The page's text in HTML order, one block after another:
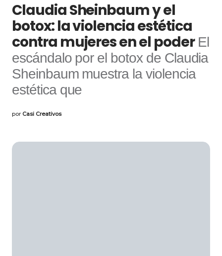
Claudia Sheinbaum y el
botox: la violencia estética
contra mujeres en el poder El
escándalo por el botox de Claudia
Sheinbaum muestra la violencia
estética que
por Casi Creativos